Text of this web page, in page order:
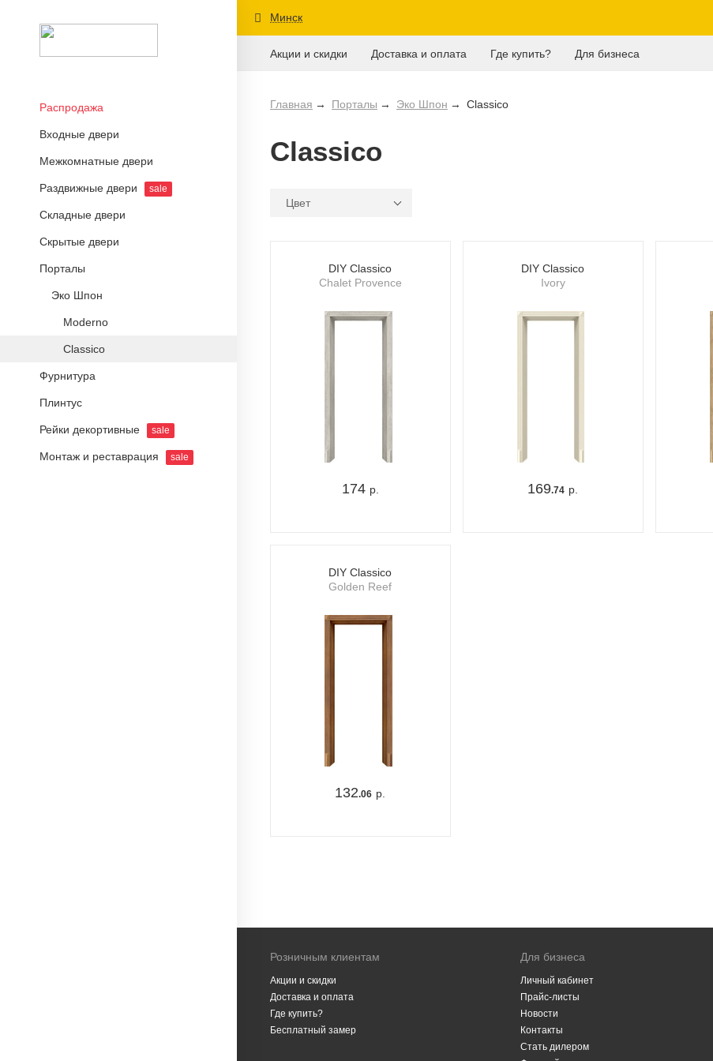
Распродажа
Входные двери
Межкомнатные двери
Раздвижные двери sale
Складные двери
Скрытые двери
Порталы
Эко Шпон
Moderno
Classico
Фурнитура
Плинтус
Рейки декортивные sale
Монтаж и реставрация sale
Минск
Акции и скидки Доставка и оплата Где купить? Для бизнеса
Главная Порталы Эко Шпон Classico
Classico
Цвет
DIY Classico
Chalet Provence
174 р.
DIY Classico
Ivory
169.74 р.
DIY Classico
Golden Reef
132.06 р.
Розничным клиентам
Акции и скидки
Доставка и оплата
Где купить?
Бесплатный замер
Для бизнеса
Личный кабинет
Прайс-листы
Новости
Контакты
Стать дилером